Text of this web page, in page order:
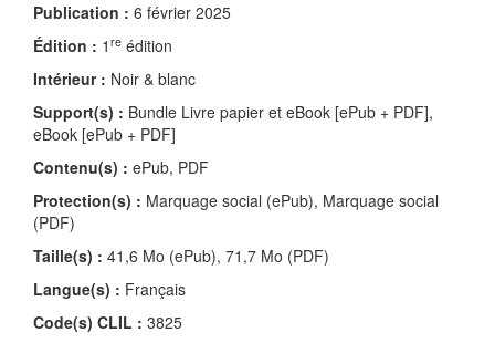
Publication : 6 février 2025
Édition : 1 re édition
Intérieur : Noir & blanc
Support(s) : Bundle Livre papier et eBook [ePub + PDF],
eBook [ePub + PDF]
Contenu(s) : ePub, PDF
Protection(s) : Marquage social (ePub), Marquage social
(PDF)
Taille(s) : 41,6 Mo (ePub), 71,7 Mo (PDF)
Langue(s) : Français
Code(s) CLIL : 3825